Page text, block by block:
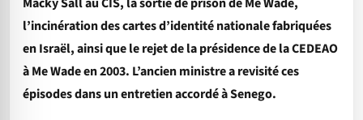
l’incinération des cartes d’identité nationale fabriquées
en Israël, ainsi que le rejet de la présidence de la CEDEAO
à Me Wade en 2003. L’ancien ministre a revisité ces
épisodes dans un entretien accordé à Senego.